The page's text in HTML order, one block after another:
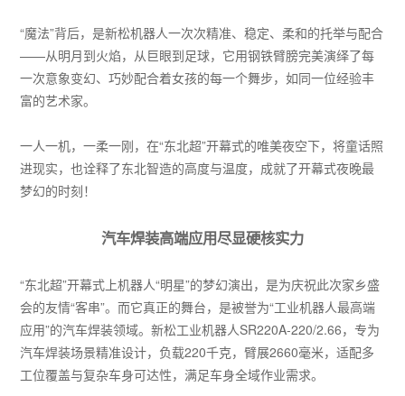
“魔法”背后，是新松机器人一次次精准、稳定、柔和的托举与配合
——从明月到火焰，从巨眼到足球，它用钢铁臂膀完美演绎了每
一次意象变幻、巧妙配合着女孩的每一个舞步，如同一位经验丰
富的艺术家。
一人一机，一柔一刚，在“东北超”开幕式的唯美夜空下，将童话照
进现实，也诠释了东北智造的高度与温度，成就了开幕式夜晚最
梦幻的时刻！
汽车焊装高端应用尽显硬核实力
“东北超”开幕式上机器人“明星”的梦幻演出，是为庆祝此次家乡盛
会的友情“客串”。而它真正的舞台，是被誉为“工业机器人最高端
应用”的汽车焊装领域。新松工业机器人SR220A-220/2.66，专为
汽车焊装场景精准设计，负载220千克，臂展2660毫米，适配多
工位覆盖与复杂车身可达性，满足车身全域作业需求。